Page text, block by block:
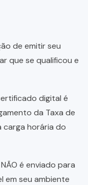
de emitir seu
que se qualificou e
digital é
da Taxa de
carga horária do
é enviado para
em seu ambiente